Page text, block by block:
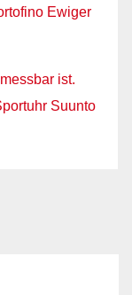
Ewiger
ist.
Suunto